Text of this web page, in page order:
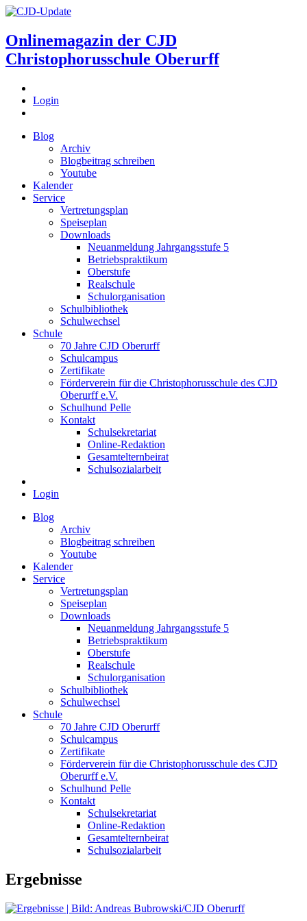
Onlinemagazin der CJD
Christophorusschule Oberurff
Login
Blog
Archiv
Blogbeitrag schreiben
Youtube
Kalender
Service
Vertretungsplan
Speiseplan
Downloads
Neuanmeldung Jahrgangsstufe 5
Betriebspraktikum
Oberstufe
Realschule
Schulorganisation
Schulbibliothek
Schulwechsel
Schule
70 Jahre CJD Oberurff
Schulcampus
Zertifikate
Förderverein für die Christophorusschule des CJD
Oberurff e.V.
Schulhund Pelle
Kontakt
Schulsekretariat
Online-Redaktion
Gesamtelternbeirat
Schulsozialarbeit
Login
Blog
Archiv
Blogbeitrag schreiben
Youtube
Kalender
Service
Vertretungsplan
Speiseplan
Downloads
Neuanmeldung Jahrgangsstufe 5
Betriebspraktikum
Oberstufe
Realschule
Schulorganisation
Schulbibliothek
Schulwechsel
Schule
70 Jahre CJD Oberurff
Schulcampus
Zertifikate
Förderverein für die Christophorusschule des CJD
Oberurff e.V.
Schulhund Pelle
Kontakt
Schulsekretariat
Online-Redaktion
Gesamtelternbeirat
Schulsozialarbeit
Ergebnisse